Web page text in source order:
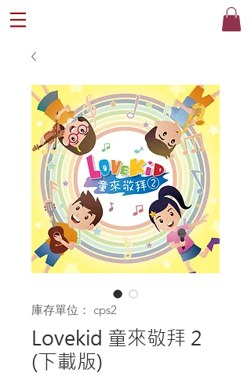
®
庫存單位： cps2
Lovekid 童來敬拜 2
(下載版)